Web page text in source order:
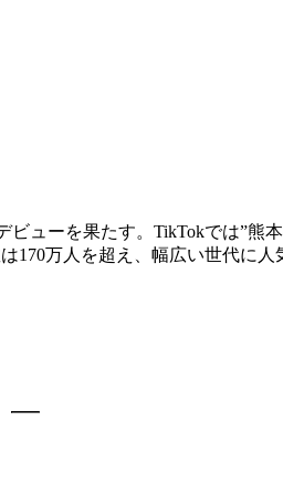
ューを果たす。TikTokでは”熊
万人を超え、幅広い世代に人